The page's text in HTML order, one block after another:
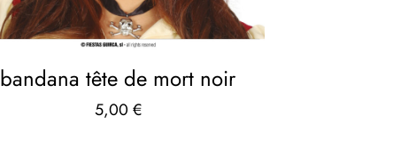
bandana tête de mort noir
5,00 €